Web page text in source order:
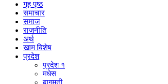
गृह पृष्ठ
समाचार
समाज
राजनीति
अर्थ
खाम बिशेष
प्रदेश
प्रदेश १
मधेस
बागमती